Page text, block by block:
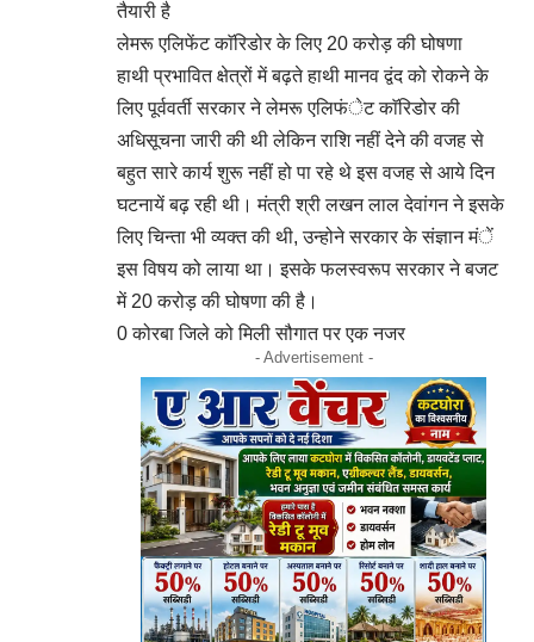
तैयारी है
लेमरू एलिफेंट काॅरिडोर के लिए 20 करोड़ की घोषणा
हाथी प्रभावित क्षेत्रों में बढ़ते हाथी मानव द्वंद को रोकने के
लिए पूर्ववर्ती सरकार ने लेमरू एलिफंेट काॅरिडोर की
अधिसूचना जारी की थी लेकिन राशि नहीं देने की वजह से
बहुत सारे कार्य शुरू नहीं हो पा रहे थे इस वजह से आये दिन
घटनायें बढ़ रही थी। मंत्री श्री लखन लाल देवांगन ने इसके
लिए चिन्ता भी व्यक्त की थी, उन्होने सरकार के संज्ञान मंें
इस विषय को लाया था। इसके फलस्वरूप सरकार ने बजट
में 20 करोड़ की घोषणा की है।
0 कोरबा जिले को मिली सौगात पर एक नजर
- Advertisement -